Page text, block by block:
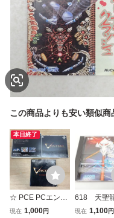
この商品よりも安い類似商
本日終了
☆ PCE PCエンジ
ン CD-ROM2 バス
現在 1,000円
618 天聖
90001 エ
現在 1,100円